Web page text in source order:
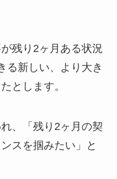
残り2ヶ月ある状況
る新しい、より大き
とします。
、「残り2ヶ月の契
スを掴みたい」と